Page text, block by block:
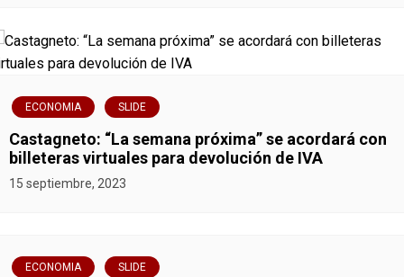
ECONOMIA SLIDE
Castagneto: “La semana próxima” se acordará con
billeteras virtuales para devolución de IVA
15 septiembre, 2023
ECONOMIA SLIDE